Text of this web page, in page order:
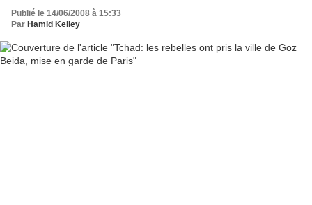
Publié le 14/06/2008 à 15:33
Par Hamid Kelley